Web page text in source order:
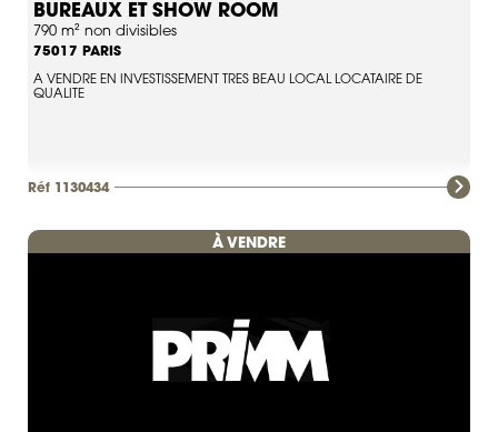
BUREAUX ET SHOW ROOM
790 m² non divisibles
75017 PARIS
A VENDRE EN INVESTISSEMENT TRES BEAU LOCAL LOCATAIRE DE
QUALITE
Réf 1130434
À VENDRE